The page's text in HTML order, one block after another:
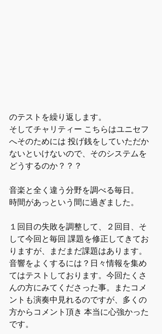
のテストを繰り返します。
そしてチャリティー こちらはユニセフ
へそのためには 投げ銭をしていただか
ないといけないので、そのシステムを
どうするのか？？？
音楽と全く違う分野を調べる毎日。
時間があっという間に過ぎました。
１回目の失敗を調整して、２回目、そ
して今回と毎回 課題を修正してきてお
りますが、まだまだ課題はあります。
音響をよくするには？日々情報を集め
てはテストしております。今回たくさ
んの方にみてくださった事。またコメ
ントも演奏中見れるのですが、多くの
方からコメント頂き 本当に心強かった
です。